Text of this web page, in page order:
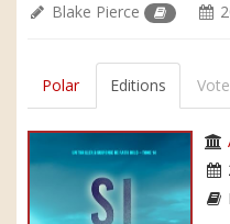
Blake Pierce
Polar Editions